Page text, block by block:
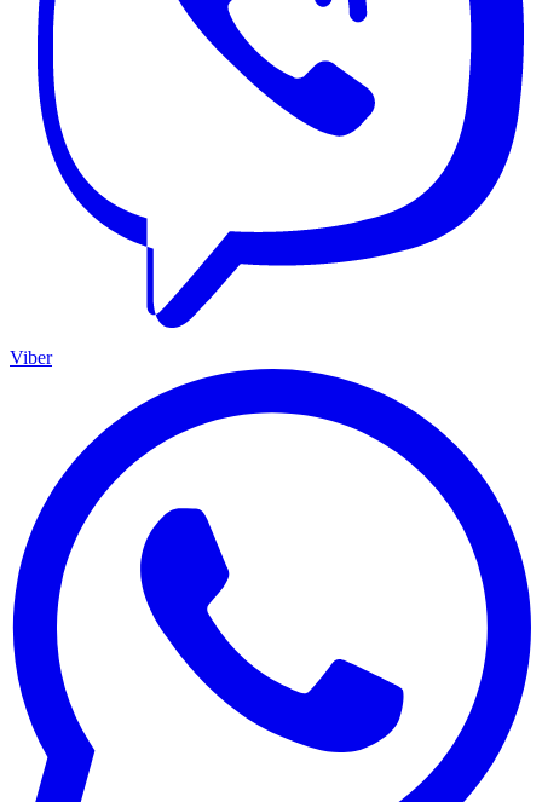
Viber